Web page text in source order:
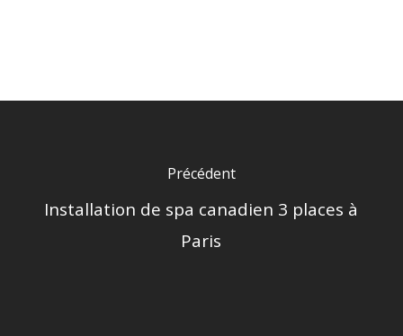
Précédent
Installation de spa canadien 3 places à
Paris